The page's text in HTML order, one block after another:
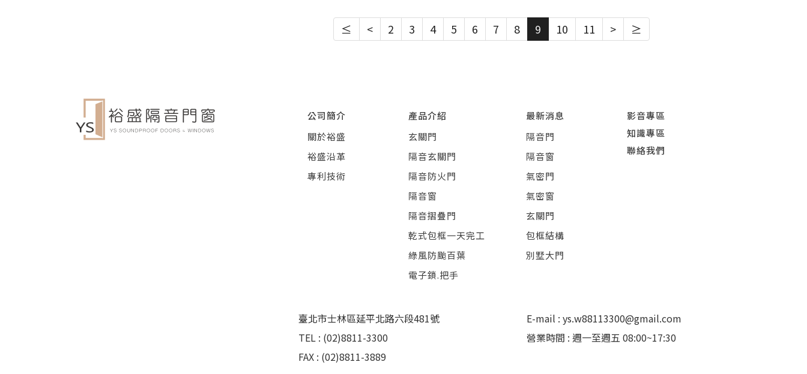
≤ < 2 3 4 5 6 7 8 9 10 11 > ≥
公司簡介
關於裕盛
裕盛沿革
專利技術
產品介紹
玄關門
隔音玄關門
隔音防火門
隔音窗
隔音摺疊門
乾式包框一天完工
綠風防颱百葉
電子鎖.把手
最新消息
隔音門
隔音窗
氣密門
氣密窗
玄關門
包框結構
別墅大門
影音專區
知識專區
聯絡我們
臺北市士林區延平北路六段481號
TEL : (02)8811-3300
FAX : (02)8811-3889
E-mail : ys.w88113300@gmail.com
營業時間 : 週一至週五 08:00~17:30